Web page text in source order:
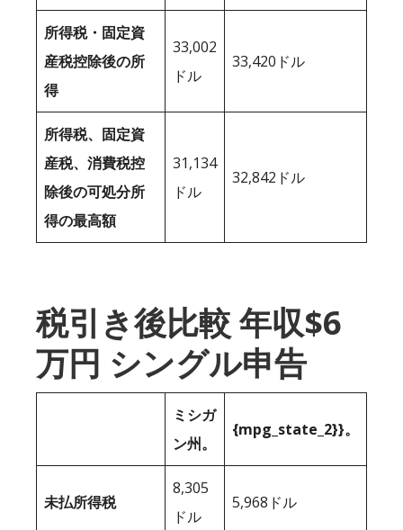
所得税・固定資
産税控除後の所
得
33,002
ドル
33,420ドル
所得税、固定資
産税、消費税控
除後の可処分所
得の最高額
31,134
ドル
32,842ドル
税引き後比較 年収$6
万円 シングル申告
ミシガ
ン州。
{mpg_state_2}}。
未払所得税
8,305
ドル
5,968ドル